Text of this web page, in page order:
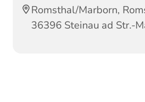
Romsthal/Marborn,
36396 Steinau ad Str.-